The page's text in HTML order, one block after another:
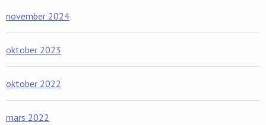
november 2024
oktober 2023
oktober 2022
mars 2022